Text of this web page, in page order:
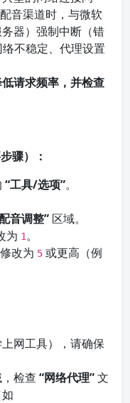
配音渠道时，与微软
器）强制中断（错
不稳定、代理设置
请求频率，并检查
骤）：
“工具/选项”。
音调整” 区域。
为 1。
改为 5 或更高（例
网工具），请确保
检查 “网络代理”文